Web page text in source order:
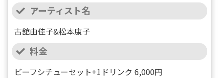
アーティスト名
古舘由佳子&松本康子
料金
ビーフシチューセット+1ドリンク 6,000円